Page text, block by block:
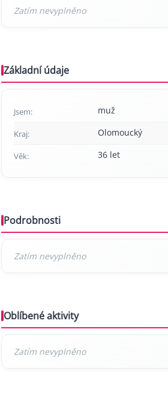
Základní údaje
Jsem: muž
Kraj: Olomoucký
Věk: 36 let
Podrobnosti
Oblíbené aktivity